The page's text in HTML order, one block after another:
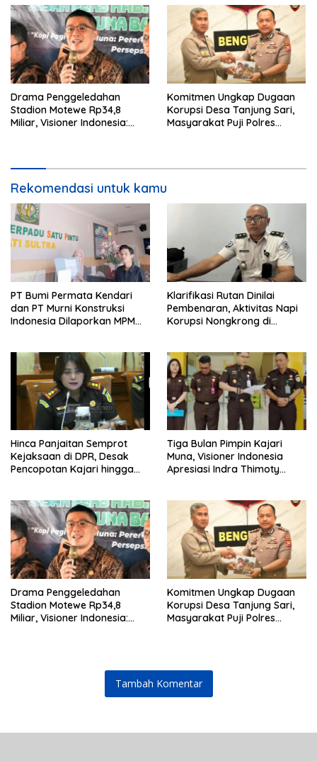
Drama Penggeledahan
Stadion Motewe Rp34,8
Miliar, Visioner Indonesia:
Komitmen Ungkap Dugaan
Korupsi Desa Tanjung Sari,
Masyarakat Puji Polres
Rekomendasi untuk kamu
PT Bumi Permata Kendari
dan PT Murni Konstruksi
Indonesia Dilaporkan MPM
Kantor Bupati Buton Selatan
Klarifikasi Rutan Dinilai
Pembenaran, Aktivitas Napi
Korupsi Nongkrong di
Hinca Panjaitan Semprot
Kejaksaan di DPR, Desak
Pencopotan Kajari hingga
Tiga Bulan Pimpin Kajari
Muna, Visioner Indonesia
Apresiasi Indra Thimoty
Drama Penggeledahan
Stadion Motewe Rp34,8
Miliar, Visioner Indonesia:
Komitmen Ungkap Dugaan
Korupsi Desa Tanjung Sari,
Masyarakat Puji Polres
Tambah Komentar